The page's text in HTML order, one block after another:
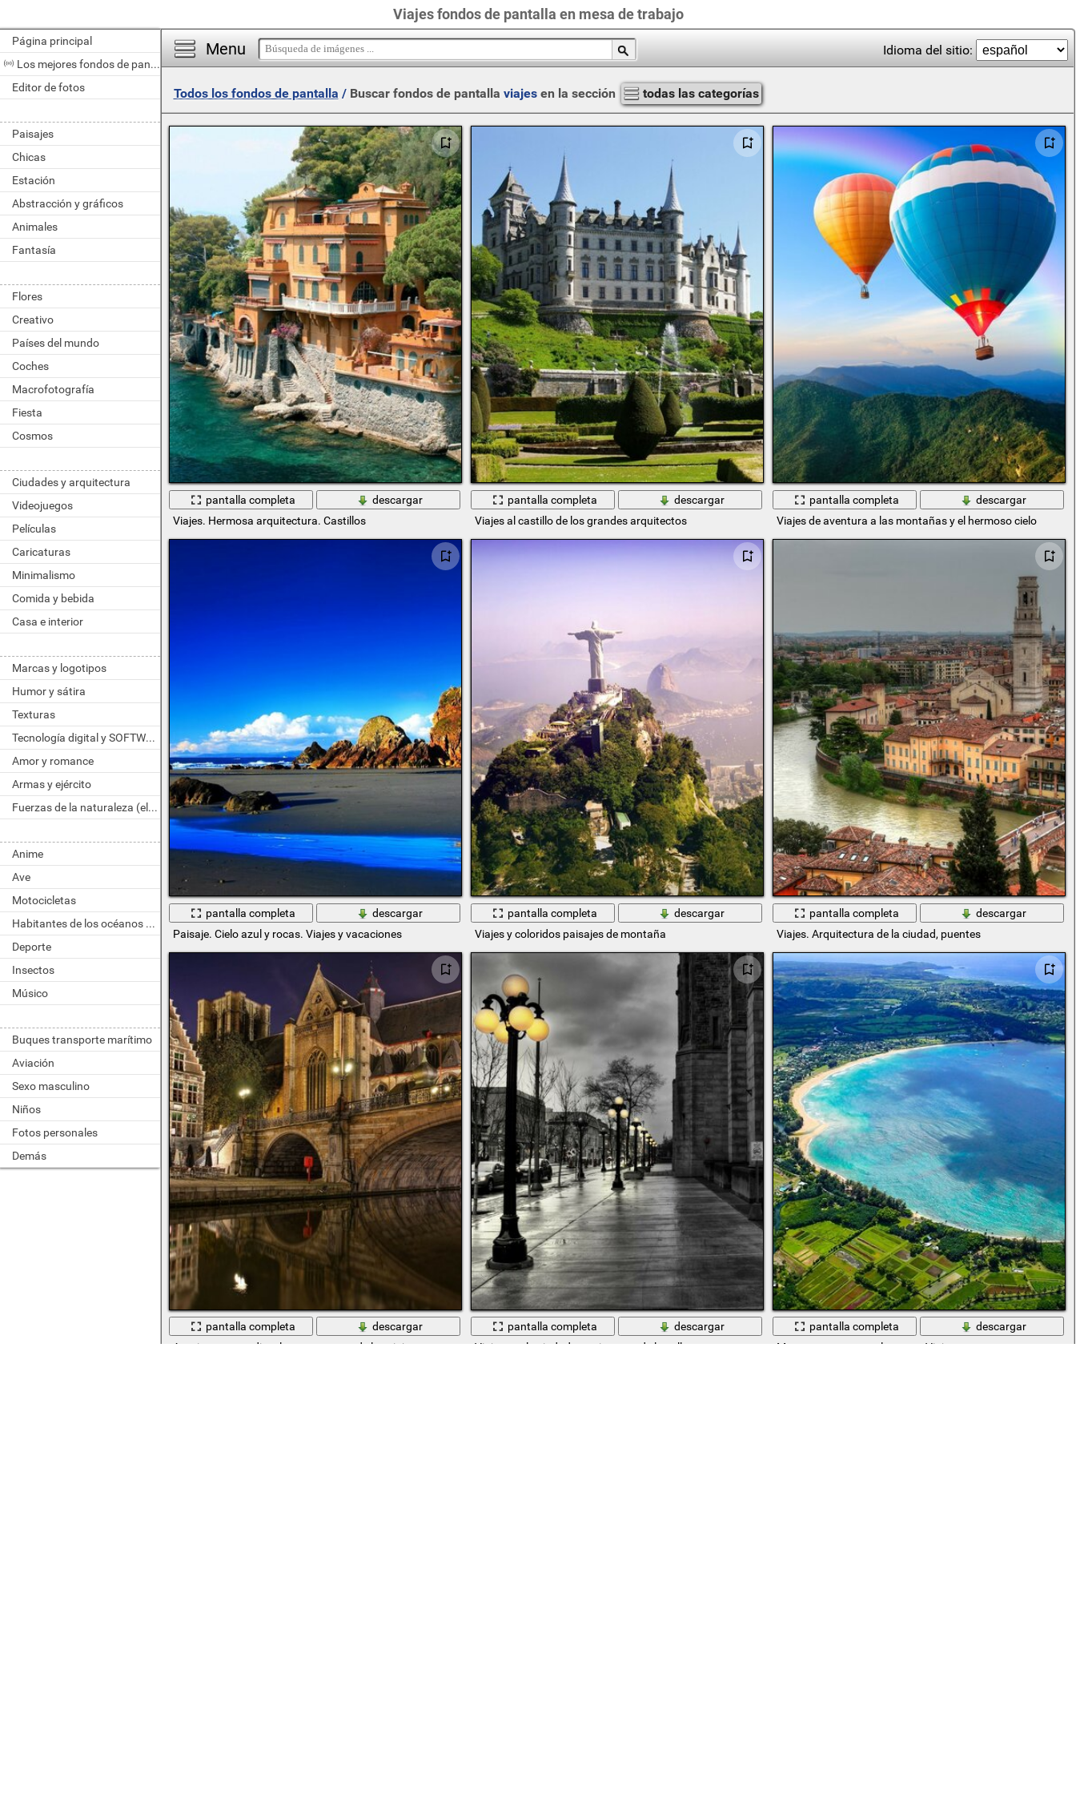
Viajes fondos de pantalla en mesa de trabajo
Página principal
Los mejores fondos de pantalla del día
Editor de fotos
Paisajes
Chicas
Estación
Abstracción y gráficos
Animales
Fantasía
Flores
Creativo
Países del mundo
Coches
Macrofotografía
Fiesta
Cosmos
Ciudades y arquitectura
Videojuegos
Películas
Caricaturas
Minimalismo
Comida y bebida
Casa e interior
Marcas y logotipos
Humor y sátira
Texturas
Tecnología digital y SOFTWARE
Amor y romance
Armas y ejército
Fuerzas de la naturaleza (elemento)
Anime
Ave
Motocicletas
Habitantes de los océanos y ríos
Deporte
Insectos
Músico
Buques transporte marítimo
Aviación
Sexo masculino
Niños
Fotos personales
Demás
Menu Idioma del sitio:
Todos los fondos de pantalla / Buscar fondos de pantalla viajesen la sección todas las categorías
pantalla completa
descargar
Viajes. Hermosa arquitectura. Castillos
pantalla completa
descargar
Viajes al castillo de los grandes arquitectos
pantalla completa
descargar
Viajes de aventura a las montañas y el hermoso cielo
pantalla completa
descargar
Paisaje. Cielo azul y rocas. Viajes y vacaciones
pantalla completa
descargar
Viajes y coloridos paisajes de montaña
pantalla completa
descargar
Viajes. Arquitectura de la ciudad, puentes
pantalla completa
descargar
Arquitectura medieval para amantes de los viajes
pantalla completa
descargar
Viajes por la ciudad, arquitectura de la calle
pantalla completa
descargar
Mar transparente en la costa. Viajes